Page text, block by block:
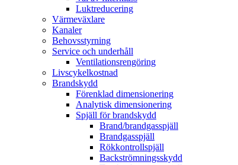
Luktreducering
Värmeväxlare
Kanaler
Behovsstyrning
Service och underhåll
Ventilationsrengöring
Livscykelkostnad
Brandskydd
Förenklad dimensionering
Analytisk dimensionering
Spjäll för brandskydd
Brand/brandgasspjäll
Brandgasspjäll
Rökkontrollspjäll
Backströmningsskydd